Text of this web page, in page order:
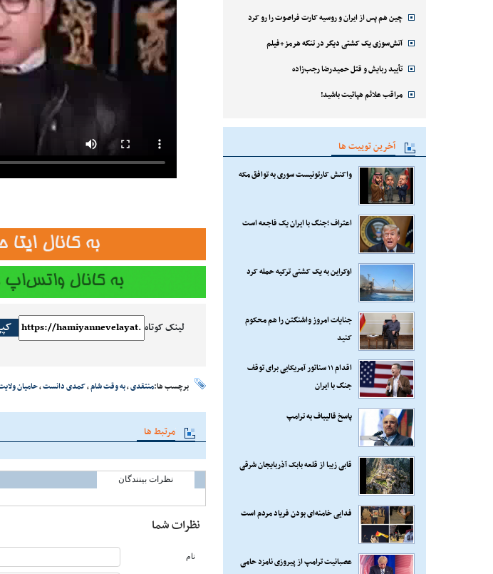
چین هم پس از ایران و روسیه کارت فراصوت را رو کرد
آتش‌سوزی یک کشتی دیگر در تنگه هرمز+فیلم
تأیید ربایش و قتل حمیدرضا رجب‌زاده
مراقب علائم هپاتیت باشید!
آخرین توییت ها
واکنش کارتونیست سوری به توافق مکه
اعتراف ؛جنگ با ایران یک فاجعه است
اوکراین به یک کشتی ترکیه حمله کرد
جنایات امروز واشنگتن را هم محکوم
کنید
اقدام ۱۱ سناتور آمریکایی برای توقف
جنگ با ایران
پاسخ قالیباف به ترامپ
قابی زیبا از قلعه بابک آذربایجان شرقی
فدایی خامنه‌ای بودن فریاد مردم است
عصبانیت ترامپ از پیروزی نامزد حامی
لینک کوتاه
برچسب ها:منتقدی،به وقت شام،کمدی دانست،حامیان
مرتبط ها
نظرات بینندگان
نظرات شما
نام